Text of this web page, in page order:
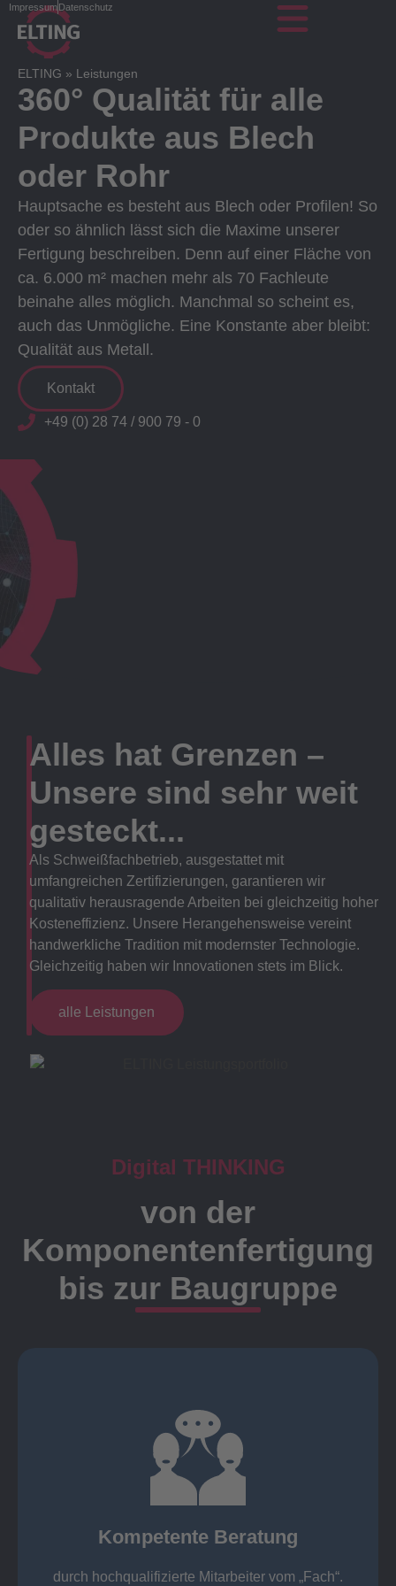
ImpressumDatenschutz
ELTING » Leistungen
360° Qualität für alle
Produkte aus Blech
oder Rohr
Hauptsache es besteht aus Blech oder Profilen! So
oder so ähnlich lässt sich die Maxime unserer
Fertigung beschreiben. Denn auf einer Fläche von
ca. 6.000 m² machen mehr als 70 Fachleute
beinahe alles möglich. Manchmal so scheint es,
auch das Unmögliche. Eine Konstante aber bleibt:
Qualität aus Metall.
Kontakt
+49 (0) 28 74 / 900 79 - 0
Alles hat Grenzen –
Unsere sind sehr weit
gesteckt...
Als Schweißfachbetrieb, ausgestattet mit
umfangreichen Zertifizierungen, garantieren wir
qualitativ herausragende Arbeiten bei gleichzeitig hoher
Kosteneffizienz. Unsere Herangehensweise vereint
handwerkliche Tradition mit modernster Technologie.
Gleichzeitig haben wir Innovationen stets im Blick.
alle Leistungen
Digital THINKING
von der
Komponentenfertigung
bis zur Baugruppe
Kompetente Beratung
durch hochqualifizierte Mitarbeiter vom „Fach“.
Kompetente Beratung durch
„Fach“.
findet die Kundenbetreuung ausschließlich durch
Meister, Techniker oder Ingenieure statt.
Ansprechpartner